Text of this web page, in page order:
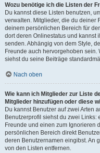
Wozu benötige ich die Listen der
Du kannst diese Listen benutzen,
verwalten. Mitglieder, die du deiner
deinem persönlichen Bereich für
dort deren Onlinestatus und kannst
senden. Abhängig von dem Style,
Freunde auch hervorgehoben
siehst du seine Beiträge
Nach oben
Wie kann ich Mitglieder zur Liste
Mitglieder hinzufügen oder diese
Du kannst Benutzer auf zwei Arten
Benutzerprofil siehst du zwei
Freunde und einen zum Ignorieren
persönlichen Bereich direkt
deren Benutzernamen eingibst. An
von den Listen entfernen.